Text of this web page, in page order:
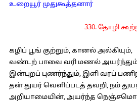
உறையூர் முதுகூத்தனார்
330. தோழி
கழிப் பூங் குற்றும், கானல் அல்கியும்,
வண்டற் பாவை வரி மணல்
இன்புறப் புணர்ந்தும், இளி வரப்
தன் துயர் வெளிப்படத் தவறி, நம்
அறியாமையின், அயர்ந்த